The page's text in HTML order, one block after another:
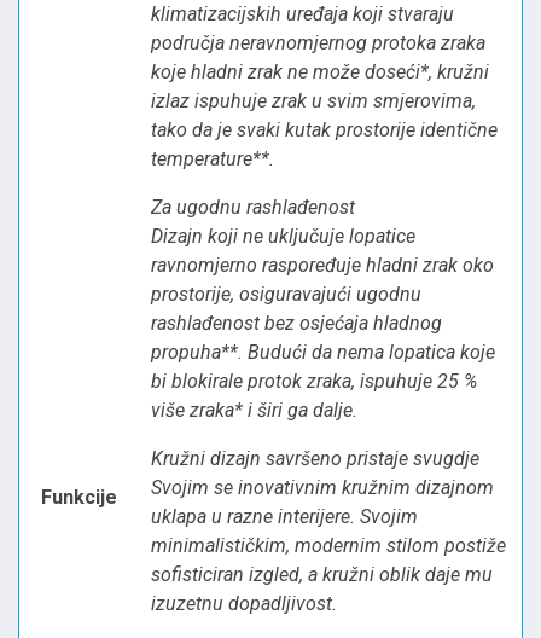
Funkcije
klimatizacijskih uređaja koji stvaraju
područja neravnomjernog protoka zraka
koje hladni zrak ne može doseći*, kružni
izlaz ispuhuje zrak u svim smjerovima,
tako da je svaki kutak prostorije identične
temperature**.
Za ugodnu rashlađenost
Dizajn koji ne uključuje lopatice
ravnomjerno raspoređuje hladni zrak oko
prostorije, osiguravajući ugodnu
rashlađenost bez osjećaja hladnog
propuha**. Budući da nema lopatica koje
bi blokirale protok zraka, ispuhuje 25 %
više zraka* i širi ga dalje.
Kružni dizajn savršeno pristaje svugdje
Svojim se inovativnim kružnim dizajnom
uklapa u razne interijere. Svojim
minimalističkim, modernim stilom postiže
sofisticiran izgled, a kružni oblik daje mu
izuzetnu dopadljivost.